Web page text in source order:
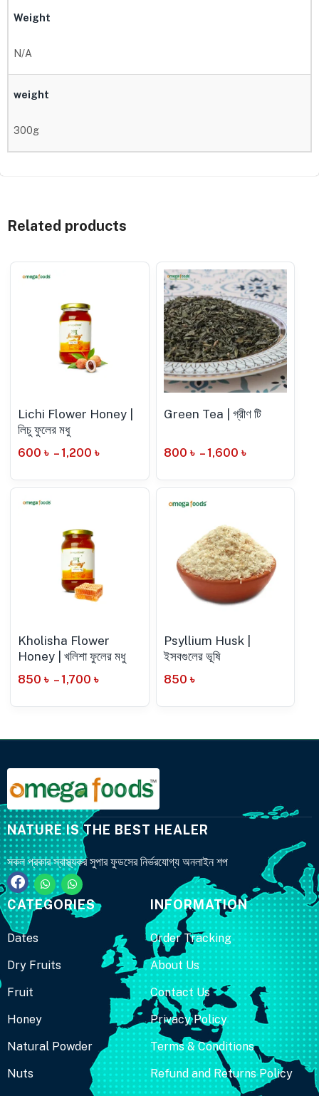
Weight
N/A
weight
300g
Related products
Lichi Flower Honey |
লিচু ফুলের মধু
600 ৳ – 1,200 ৳
Green Tea | গ্রীণ টি
800 ৳ – 1,600 ৳
Kholisha Flower
Honey | খলিশা ফুলের মধু
850 ৳ – 1,700 ৳
Psyllium Husk |
ইসবগুলের ভূষি
850 ৳
NATURE IS THE BEST HEALER
সকল প্রকার স্বাস্থ্যকর সুপার ফুডসের নির্ভরযোগ্য অনলাইন শপ
CATEGORIES
Dates
Dry Fruits
Fruit
Honey
Natural Powder
Nuts
INFORMATION
Order Tracking
About Us
Contact Us
Privacy Policy
Terms & Conditions
Refund and Returns Policy